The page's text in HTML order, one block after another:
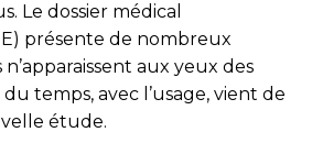
Le dossier médical
présente de nombreux
n’apparaissent aux yeux des
temps, avec l’usage, vient de
étude.